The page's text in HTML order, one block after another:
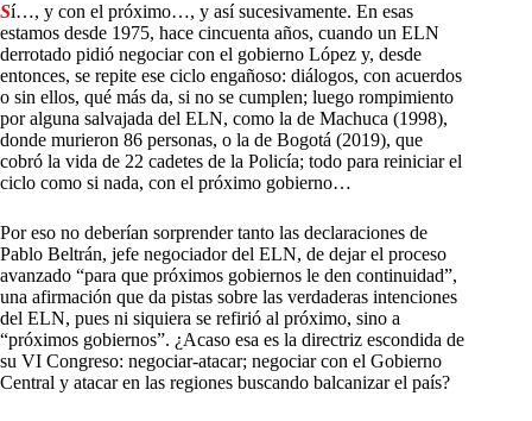
Sí…, y con el próximo…, y así sucesivamente. En esas
estamos desde 1975, hace cincuenta años, cuando un ELN
derrotado pidió negociar con el gobierno López y, desde
entonces, se repite ese ciclo engañoso: diálogos, con acuerdos
o sin ellos, qué más da, si no se cumplen; luego rompimiento
por alguna salvajada del ELN, como la de Machuca (1998),
donde murieron 86 personas, o la de Bogotá (2019), que
cobró la vida de 22 cadetes de la Policía; todo para reiniciar el
ciclo como si nada, con el próximo gobierno…
Por eso no deberían sorprender tanto las declaraciones de
Pablo Beltrán, jefe negociador del ELN, de dejar el proceso
avanzado “para que próximos gobiernos le den continuidad”,
una afirmación que da pistas sobre las verdaderas intenciones
del ELN, pues ni siquiera se refirió al próximo, sino a
“próximos gobiernos”. ¿Acaso esa es la directriz escondida de
su VI Congreso: negociar-atacar; negociar con el Gobierno
Central y atacar en las regiones buscando balcanizar el país?